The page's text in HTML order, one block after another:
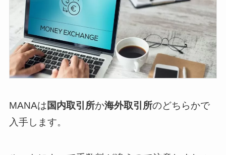
MANAは国内取引所か海外取引所のどちらかで
入手します。